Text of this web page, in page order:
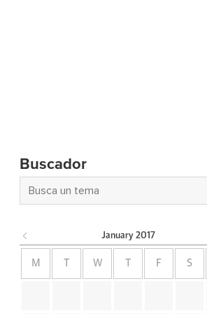
Buscador
January 2017
M W F S